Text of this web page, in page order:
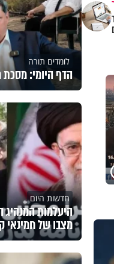
לומדים תורה
הדף היומי: מסכת
חדשות היום
היעלמות המנהיג
מצבו של חמינאי